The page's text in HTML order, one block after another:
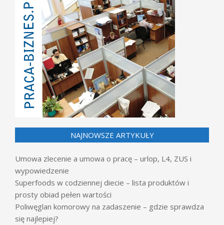
NAJNOWSZE ARTYKUŁY
Umowa zlecenie a umowa o pracę – urlop, L4, ZUS i
wypowiedzenie
Superfoods w codziennej diecie – lista produktów i
prosty obiad pełen wartości
Poliwęglan komorowy na zadaszenie – gdzie sprawdza
się najlepiej?